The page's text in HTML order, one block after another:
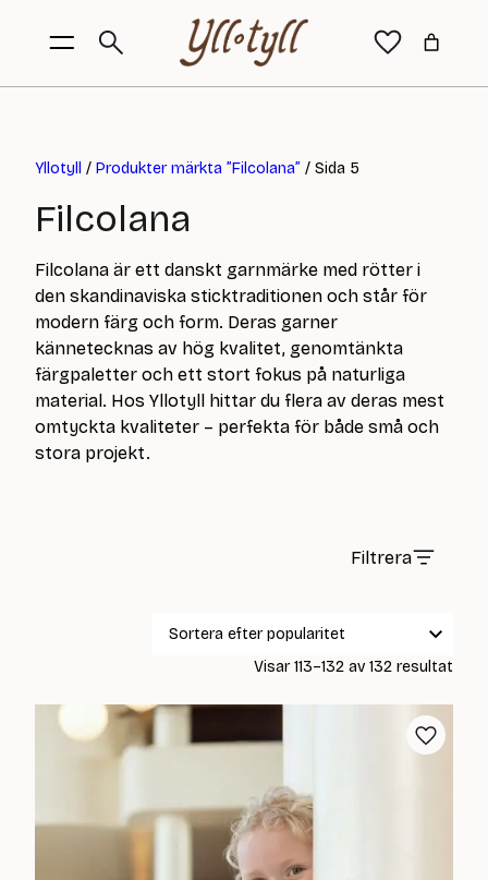
Yllotyll / Produkter märkta ”Filcolana” / Sida 5
Filcolana
Filcolana är ett danskt garnmärke med rötter i
den skandinaviska sticktraditionen och står för
modern färg och form. Deras garner
kännetecknas av hög kvalitet, genomtänkta
färgpaletter och ett stort fokus på naturliga
material. Hos Yllotyll hittar du flera av deras mest
omtyckta kvaliteter – perfekta för både små och
stora projekt.
Filtrera
Visar 113–132 av 132 resultat